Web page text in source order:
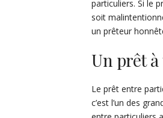
particuliers. Si le
soit
un prêteur
Un prêt
Le prêt entre
c’est l’un des